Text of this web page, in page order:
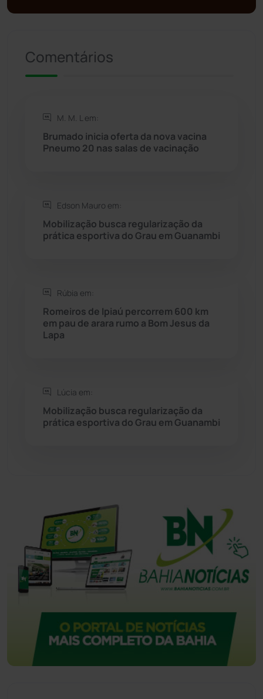
Riacho de Santana
Rio do Antônio
Rio do Pires
Seabra
Sudoeste Baiano (1530)
Tecnologia
Comentários
M. M. L em:
Brumado inicia oferta da nova vacina
Pneumo 20 nas salas de vacinação
Edson Mauro em:
Mobilização busca regularização da
prática esportiva do Grau em Guanambi
Rúbia em:
Romeiros de Ipiaú percorrem 600 km
em pau de arara rumo a Bom Jesus da
Lapa
Lúcia em:
Mobilização busca regularização da
prática esportiva do Grau em Guanambi